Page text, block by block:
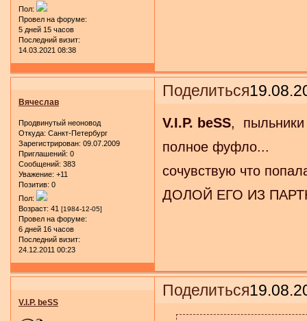
Пол:
Провел на форуме:
5 дней 15 часов
Последний визит:
14.03.2021 08:38
Поделиться
Вячеслав
Продвинутый неоновод
Откуда: Санкт-Петербург
Зарегистрирован: 09.07.2009
Приглашений: 0
Сообщений: 383
Уважение: +11
Позитив: 0
Пол:
Возраст: 41 [1984-12-05]
Провел на форуме:
6 дней 16 часов
Последний визит:
24.12.2011 00:23
V.I.P. beSS, пыльники
полное фуфло...
сочувствую что
ДОЛОЙ ЕГО ИЗ
Поделиться
V.I.P. beSS